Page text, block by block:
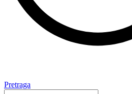
Pretraga